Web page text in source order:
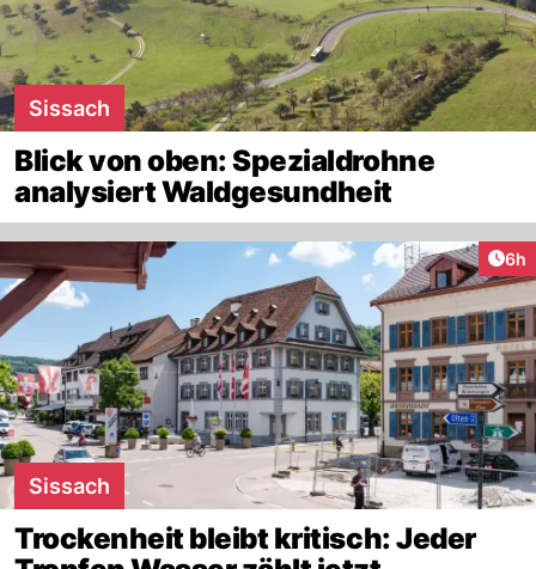
Sissach
Blick von oben: Spezialdrohne
analysiert Waldgesundheit
6h
Sissach
Trockenheit bleibt kritisch: Jeder